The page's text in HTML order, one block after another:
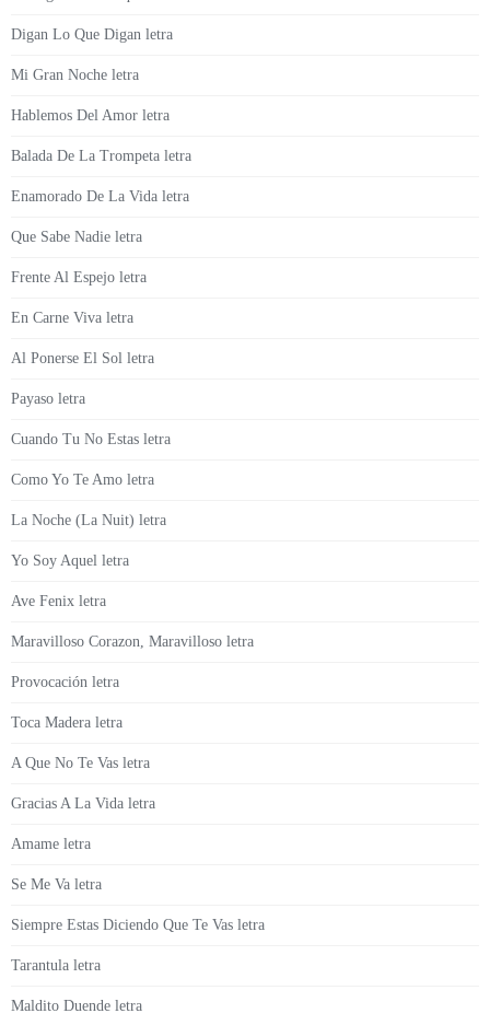
Digan Lo Que Digan letra
Mi Gran Noche letra
Hablemos Del Amor letra
Balada De La Trompeta letra
Enamorado De La Vida letra
Que Sabe Nadie letra
Frente Al Espejo letra
En Carne Viva letra
Al Ponerse El Sol letra
Payaso letra
Cuando Tu No Estas letra
Como Yo Te Amo letra
La Noche (La Nuit) letra
Yo Soy Aquel letra
Ave Fenix letra
Maravilloso Corazon, Maravilloso letra
Provocación letra
Toca Madera letra
A Que No Te Vas letra
Gracias A La Vida letra
Amame letra
Se Me Va letra
Siempre Estas Diciendo Que Te Vas letra
Tarantula letra
Maldito Duende letra